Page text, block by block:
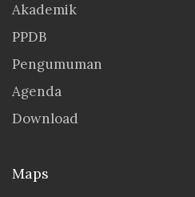
Akademik
PPDB
Pengumuman
Agenda
Download
Maps